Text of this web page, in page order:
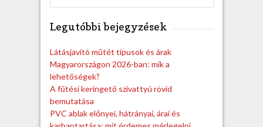
e
Legutóbbi bejegyzések
Látásjavító műtét típusok és árak
Magyarországon 2026-ban: mik a
lehetőségek?
A fűtési keringető szivattyú rövid
bemutatása
PVC ablak előnyei, hátrányai, árai és